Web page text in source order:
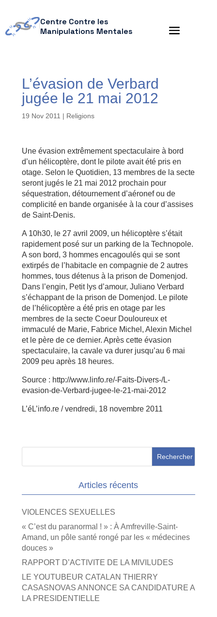
Centre Contre les
Manipulations Mentales
L’évasion de Verbard
jugée le 21 mai 2012
19 Nov 2011 | Religions
Une évasion extrêmement spectaculaire à bord
d’un hélicoptère, dont le pilote avait été pris en
otage. Selon le Quotidien, 13 membres de la secte
seront jugés le 21 mai 2012 prochain pour
séquestration, détournement d’aéronef ou de
complicité en bande organisée à la cour d’assises
de Saint-Denis.
A 10h30, le 27 avril 2009, un hélicoptère s’était
rapidement posé sur un parking de la Technopole.
A son bord, 3 hommes encagoulés qui se sont
extirpés de l’habitacle en compagnie de 2 autres
hommes, tous détenus à la prison de Domenjod.
Dans l’engin, Petit lys d’amour, Juliano Verbard
s’échappant de la prison de Domenjod. Le pilote
de l’hélicoptère a été pris en otage par les
membres de la secte Coeur Douloureux et
immaculé de Marie, Fabrice Michel, Alexin Michel
et le père de ce dernier. Après cette évasion
spectaculaire, la cavale va durer jusqu’au 6 mai
2009 peu après 18 heures.
Source : http://www.linfo.re/-Faits-Divers-/L-
evasion-de-Verbard-jugee-le-21-mai-2012
L’éL’info.re / vendredi, 18 novembre 2011
Articles récents
VIOLENCES SEXUELLES
« C’est du paranormal ! » : À Amfreville-Saint-
Amand, un pôle santé rongé par les « médecines
douces »
RAPPORT D’ACTIVITE DE LA MIVILUDES
LE YOUTUBEUR CATALAN THIERRY
CASASNOVAS ANNONCE SA CANDIDATURE A
LA PRESIDENTIELLE